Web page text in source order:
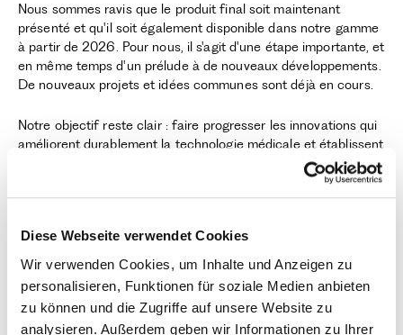
Diese Webseite verwendet Cookies
Wir verwenden Cookies, um Inhalte und Anzeigen zu
personalisieren, Funktionen für soziale Medien anbieten
zu können und die Zugriffe auf unsere Website zu
analysieren. Außerdem geben wir Informationen zu Ihrer
Smartheart
Share
Nous sommes ravis que le produit final soit maintenant
présenté et qu'il soit également disponible dans notre gamme
à partir de 2026. Pour nous, il s'agit d'une étape importante, et
en même temps d'un prélude à de nouveaux développements.
De nouveaux projets et idées communes sont déjà en cours.
Notre objectif reste clair : faire progresser les innovations qui
améliorent durablement la technologie médicale et établissent